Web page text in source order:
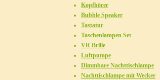
Kopfhörer
Bubble Speaker
Tastatur
Taschenlampen Set
VR Brille
Luftpumpe
Dimmbare Nachttischlampe
Nachttischlampe mit Wecker